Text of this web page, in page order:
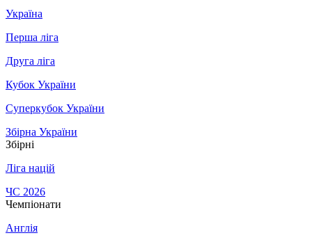
Україна
Перша ліга
Друга ліга
Кубок України
Суперкубок України
Збірна України
Збірні
Ліга націй
ЧС 2026
Чемпіонати
Англія